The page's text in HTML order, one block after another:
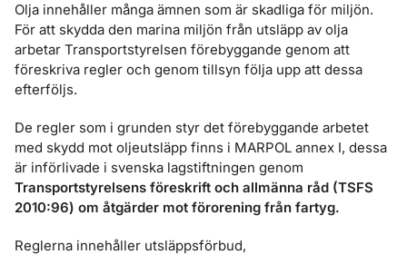
Olja innehåller många ämnen som är skadliga för miljön.
För att skydda den marina miljön från utsläpp av olja
arbetar Transportstyrelsen förebyggande genom att
föreskriva regler och genom tillsyn följa upp att dessa
efterföljs.
De regler som i grunden styr det förebyggande arbetet
med skydd mot oljeutsläpp finns i MARPOL annex I, dessa
är införlivade i svenska lagstiftningen genom
Transportstyrelsens föreskrift och allmänna råd (TSFS
2010:96) om åtgärder mot förorening från fartyg.
Reglerna innehåller utsläppsförbud,